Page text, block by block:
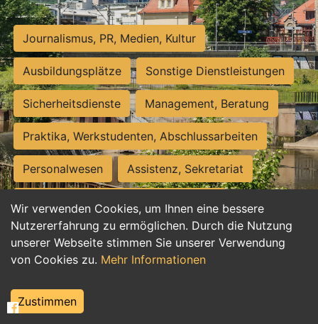
Wir verwenden Cookies, um Ihnen eine bessere
Nutzererfahrung zu ermöglichen. Durch die Nutzung
unserer Webseite stimmen Sie unserer Verwendung
von Cookies zu. Mehr Informationen
Zustimmen
Journalismus, PR, Medien, Kultur
Ausbildungsplätze Sonstige Dienstleistungen
Sicherheitsdienste Management, Beratung
Praktika, Werkstudenten, Abschlussarbeiten
Personalwesen Assistenz, Sekretariat
Hilfskräfte, Aushilfs- und Nebenjobs
Einkauf, Logistik, Materialwirtschaft
Weiterbildung, Studium, duale Ausbildung
Tourismus